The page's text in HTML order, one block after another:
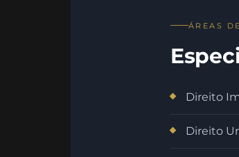
ÁREAS
Direito
Direito